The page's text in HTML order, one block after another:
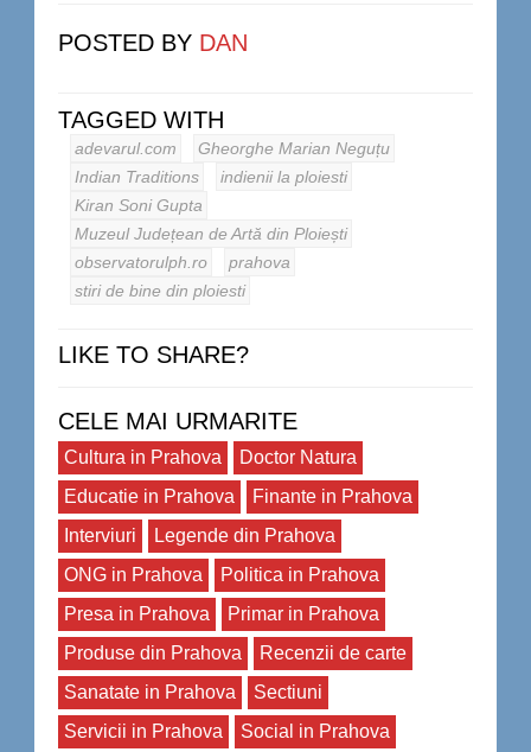
POSTED BY DAN
TAGGED WITH
adevarul.com
Gheorghe Marian Neguțu
Indian Traditions
indienii la ploiesti
Kiran Soni Gupta
Muzeul Județean de Artă din Ploiești
observatorulph.ro
prahova
stiri de bine din ploiesti
LIKE TO SHARE?
CELE MAI URMARITE
Cultura in Prahova
Doctor Natura
Educatie in Prahova
Finante in Prahova
Interviuri
Legende din Prahova
ONG in Prahova
Politica in Prahova
Presa in Prahova
Primar in Prahova
Produse din Prahova
Recenzii de carte
Sanatate in Prahova
Sectiuni
Servicii in Prahova
Social in Prahova